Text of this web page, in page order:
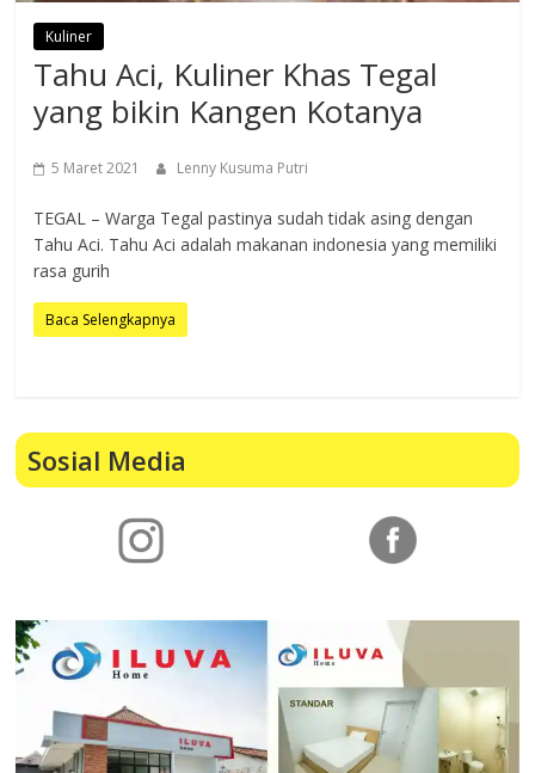
Kuliner
Tahu Aci, Kuliner Khas Tegal
yang bikin Kangen Kotanya
5 Maret 2021 Lenny Kusuma Putri
TEGAL – Warga Tegal pastinya sudah tidak asing dengan
Tahu Aci. Tahu Aci adalah makanan indonesia yang memiliki
rasa gurih
Baca Selengkapnya
Sosial Media